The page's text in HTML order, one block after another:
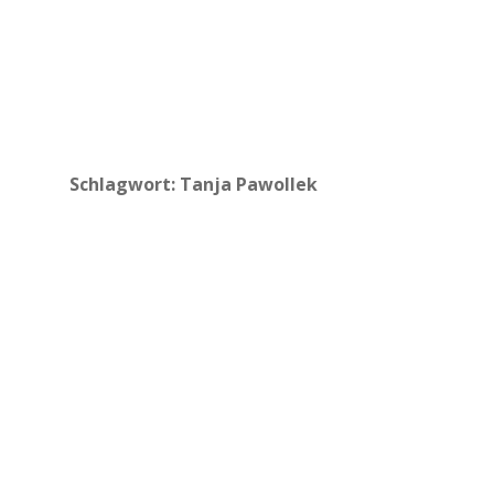
Schlagwort: Tanja Pawollek